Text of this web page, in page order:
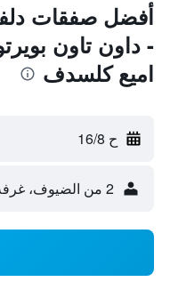
أفضل صفقات
- داون تاون
اميع كلسدف
ح 16/8
2 من الضيوف، غرفة واحدة